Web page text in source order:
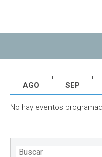
AGO SEP
No hay eventos